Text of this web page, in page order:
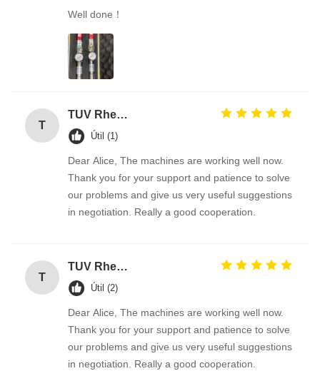
Well done！
T
TUV Rheinland
Útil (1)
Dear Alice, The machines are working well now.
Thank you for your support and patience to solve
our problems and give us very useful suggestions
in negotiation. Really a good cooperation.
T
TUV Rheinland
Útil (2)
Dear Alice, The machines are working well now.
Thank you for your support and patience to solve
our problems and give us very useful suggestions
in negotiation. Really a good cooperation.